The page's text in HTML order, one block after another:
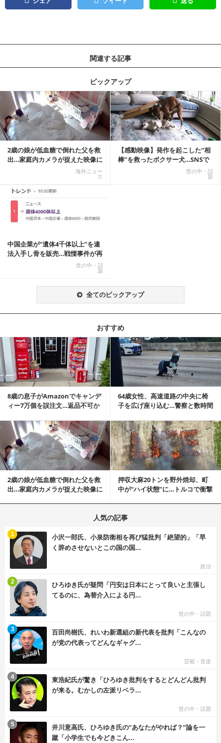
関連する記事
ピックアップ
2歳の娘が低血糖で倒れた父を救
出…家庭内カメラが捉えた映像に
海外ニュー
ス
【感動映像】発作を起こした“相
棒”を救ったボクサー犬…SNSで
世の中・話
題
記事を読む
中国企業が“遺体4千体以上”を違
法入手し骨を販売…戦慄事件が再
世の中・話
題
全てのピックアップ
おすすめ
8歳の息子がAmazonでキャンデ
ィー7万個を誤注文…返品不可か
64歳女性、高速道路の中央に椅
子を広げ座り込む…警察と数時間
記事を読む
2歳の娘が低血糖で倒れた父を救
出…家庭内カメラが捉えた映像に
押収大麻20トンを野外焼却、町
中が“ハイ状態”に…トルコで衝撃
記事を読む
人気の記事
小沢一郎氏、小泉防衛相を再び猛批判「絶望的」「早
く辞めさせないとこの国の国...
政治
1
ひろゆき氏が疑問「円安は日本にとって良いと主張し
てるのに、為替介入による円...
世の中・話題
2
百田尚樹氏、れいわ新選組の新代表を批判「こんなの
が党の代表ってどんなギャグ...
芸能・音楽
3
東浩紀氏が驚き「ひろゆき批判をするとどんどん批判
が来る。むかしの左派リベラ...
世の中・話題
4
井川意高氏、ひろゆき氏の“あなたがやれば？”論を一
蹴「小学生でも今どきこん...
5